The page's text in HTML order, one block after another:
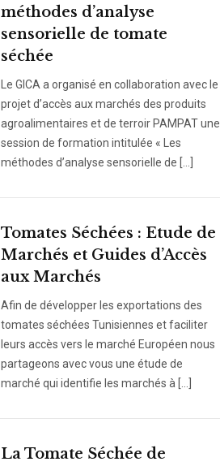
méthodes d’analyse
sensorielle de tomate
séchée
Le GICA a organisé en collaboration avec le
projet d’accès aux marchés des produits
agroalimentaires et de terroir PAMPAT une
session de formation intitulée « Les
méthodes d’analyse sensorielle de […]
Tomates Séchées : Etude de
Marchés et Guides d’Accès
aux Marchés
Afin de développer les exportations des
tomates séchées Tunisiennes et faciliter
leurs accès vers le marché Européen nous
partageons avec vous une étude de
marché qui identifie les marchés à […]
La Tomate Séchée de